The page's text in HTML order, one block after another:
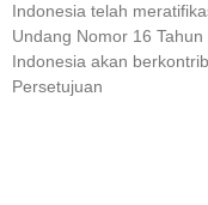
Indonesia telah
Undang Nomor 16
Indonesia akan
Persetujuan